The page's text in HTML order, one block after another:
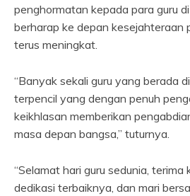
penghormatan kepada para guru
berharap ke depan kesejahteraan
terus meningkat.
“Banyak sekali guru yang berada
terpencil yang dengan penuh
keikhlasan memberikan
masa depan bangsa,” tuturnya.
“Selamat hari guru sedunia, terima
dedikasi terbaiknya, dan mari